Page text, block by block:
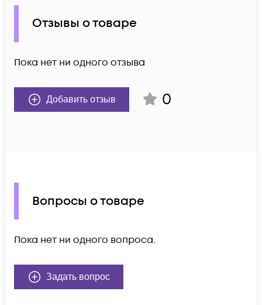
Отзывы о товаре
Пока нет ни одного отзыва
Добавить отзыв 0
Вопросы о товаре
Пока нет ни одного вопроса.
Задать вопрос